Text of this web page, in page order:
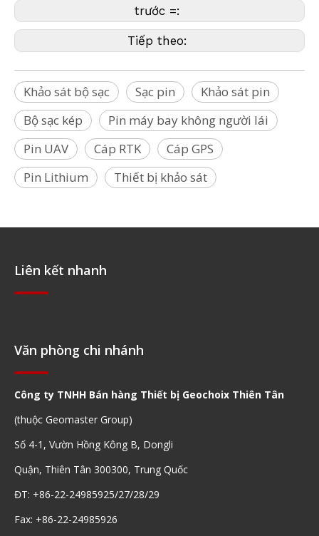
trước =:
Tiếp theo:
Khảo sát bộ sạc Sạc pin
Khảo sát pin
Bộ sạc kép
Pin máy bay không người lái
Pin UAV
Cáp RTK
Cáp GPS
Pin Lithium
Thiết bị khảo sát
Liên kết nhanh
Văn phòng chi nhánh
Công ty TNHH Bán hàng Thiết bị Geochoix Thiên Tân
(thuộc Geomaster Group)
Số 4-1, Vườn Hồng Kông B, Dongli
Quận, Thiên Tân 300300, Trung Quốc
ĐT: +86-22-24985925/27/28/29
Fax: +86-22-24985926